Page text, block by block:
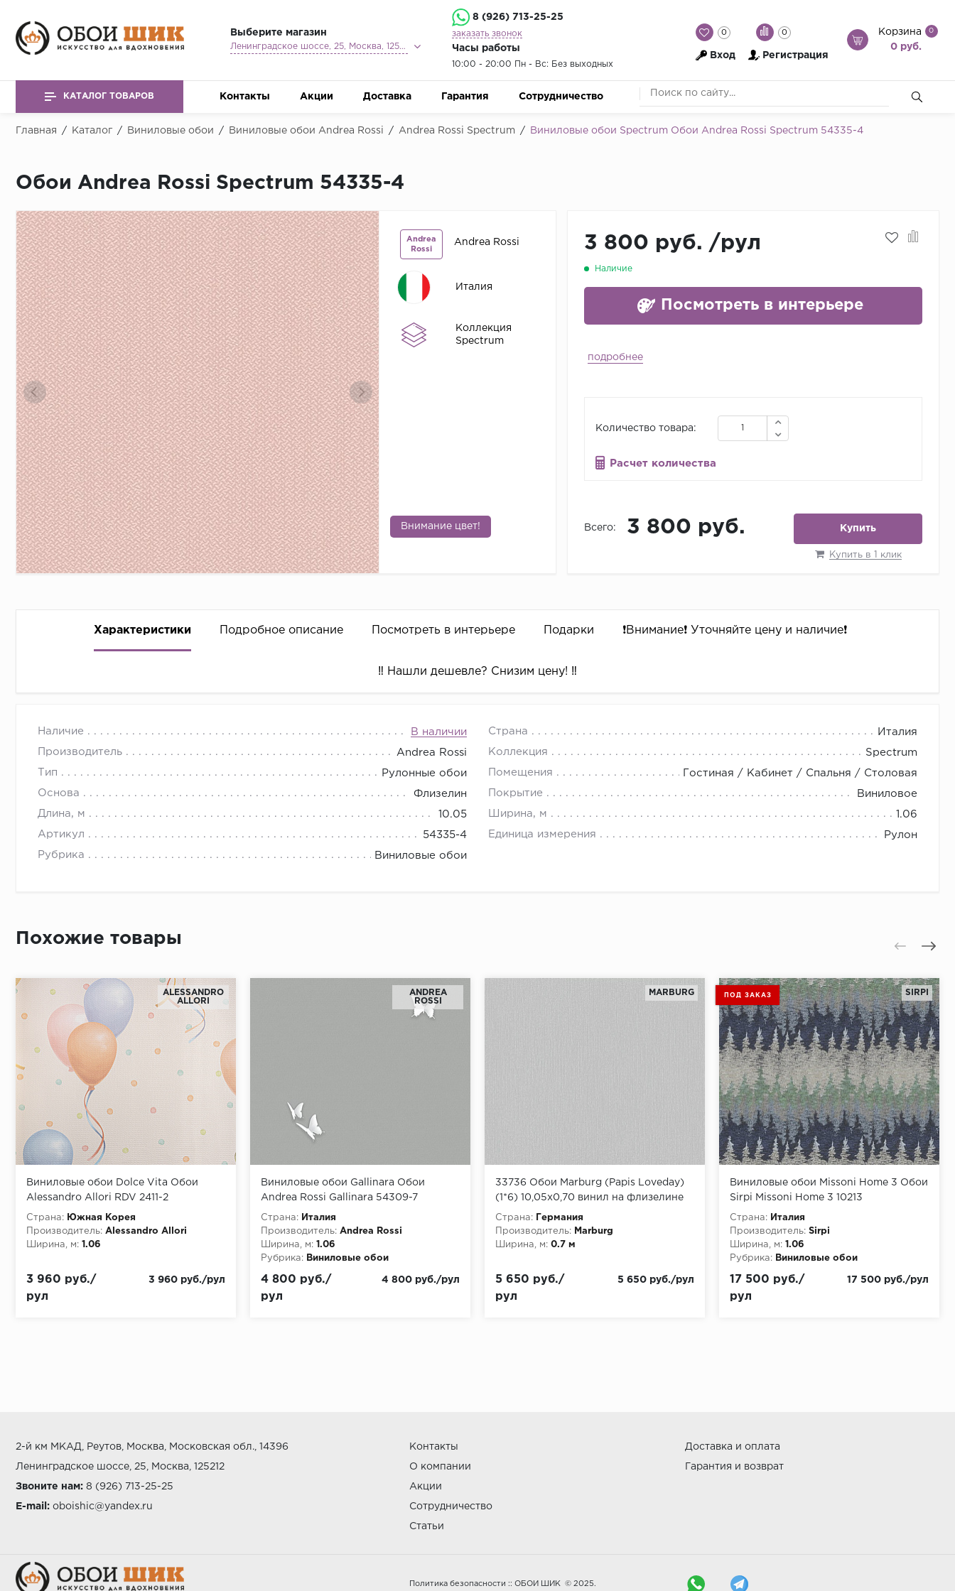
Выберите магазин
Ленинградское шоссе, 25, Москва, 125212
8 (926) 713-25-25
заказать звонок
Часы работы
10:00 - 20:00 Пн - Вс: Без выходных
0 0
Вход Регистрация
Корзина 0
0 руб.
КАТАЛОГ ТОВАРОВ Контакты Акции Доставка Гарантия Сотрудничество
Главная / Каталог / Виниловые обои / Виниловые обои Andrea Rossi / Andrea Rossi Spectrum / Виниловые обои Spectrum Обои Andrea Rossi Spectrum 54335-4
Обои Andrea Rossi Spectrum 54335-4
Andrea
Rossi
Andrea Rossi
Италия
Коллекция
Spectrum
Внимание цвет!
3 800 руб. /рул
Наличие
Посмотреть в интерьере
подробнее
Количество товара:
Расчет количества
Всего: 3 800 руб. Купить
Купить в 1 клик
Характеристики Подробное описание Посмотреть в интерьере Подарки ❗️Внимание❗️ Уточняйте цену и наличие❗️
‼️ Нашли дешевле? Снизим цену! ‼️
Наличие В наличии Страна Италия
Производитель Andrea Rossi Коллекция Spectrum
Тип Рулонные обои Помещения Гостиная / Кабинет / Спальня / Столовая
Основа Флизелин Покрытие Виниловое
Длина, м 10.05 Ширина, м 1.06
Артикул 54335-4 Единица измерения Рулон
Рубрика Виниловые обои
Похожие товары
ALESSANDRO
ALLORI
Виниловые обои Dolce Vita Обои
Alessandro Allori RDV 2411-2
Страна:
Южная Корея
Производитель: Alessandro Allori
Ширина, м: 1.06
3 960 руб./
рул
3 960 руб./рул
ANDREA
ROSSI
Виниловые обои Gallinara Обои
Andrea Rossi Gallinara 54309-7
Страна:
Италия
Производитель: Andrea Rossi
Ширина, м: 1.06
Рубрика:
Виниловые обои
4 800 руб./
рул
4 800 руб./рул
MARBURG
33736 Обои Marburg (Papis Loveday)
(1*6) 10,05x0,70 винил на флизелине
Страна:
Германия
Производитель:
Marburg
Ширина, м: 0.7 м
5 650 руб./
рул
5 650 руб./рул
ПОД ЗАКАЗ SIRPI
Виниловые обои Missoni Home 3 Обои
Sirpi Missoni Home 3 10213
Страна:
Италия
Производитель: Sirpi
Ширина, м: 1.06
Рубрика:
Виниловые обои
17 500 руб./
рул
17 500 руб./рул
2-й км МКАД, Реутов, Москва, Московская обл., 14396
Ленинградское шоссе, 25, Москва, 125212
Звоните нам: 8 (926) 713-25-25
E-mail: oboishic@yandex.ru
Контакты
О компании
Акции
Сотрудничество
Статьи
Доставка и оплата
Гарантия и возврат
Политика безопасности :: ОБОИ ШИК © 2025.